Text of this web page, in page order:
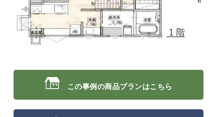
この事例の商品プランはこちら